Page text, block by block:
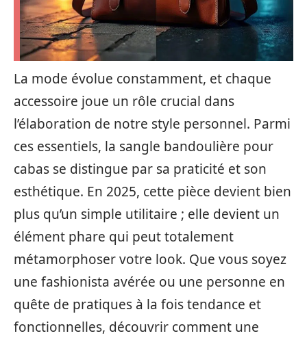
La mode évolue constamment, et chaque
accessoire joue un rôle crucial dans
l’élaboration de notre style personnel. Parmi
ces essentiels, la sangle bandoulière pour
cabas se distingue par sa praticité et son
esthétique. En 2025, cette pièce devient bien
plus qu’un simple utilitaire ; elle devient un
élément phare qui peut totalement
métamorphoser votre look. Que vous soyez
une fashionista avérée ou une personne en
quête de pratiques à la fois tendance et
fonctionnelles, découvrir comment une